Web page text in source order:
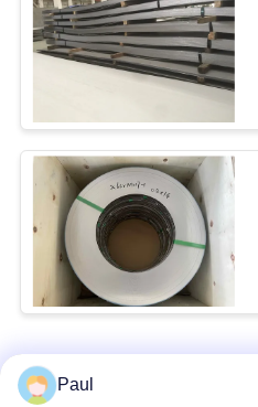
Λαϊκή κατηγορία
Paul